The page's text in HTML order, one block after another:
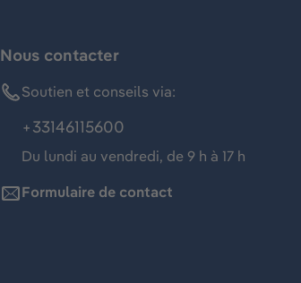
Nous contacter
Soutien et conseils via:
+33146115600
Du lundi au vendredi, de 9 h à 17 h
Formulaire de contact